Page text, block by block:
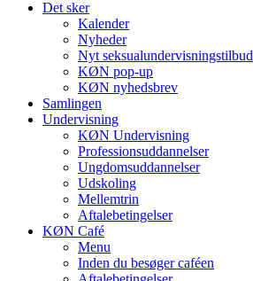
Det sker
Kalender
Nyheder
Nyt seksualundervisningstilbud
KØN pop-up
KØN nyhedsbrev
Samlingen
Undervisning
KØN Undervisning
Professionsuddannelser
Ungdomsuddannelser
Udskoling
Mellemtrin
Aftalebetingelser
KØN Café
Menu
Inden du besøger caféen